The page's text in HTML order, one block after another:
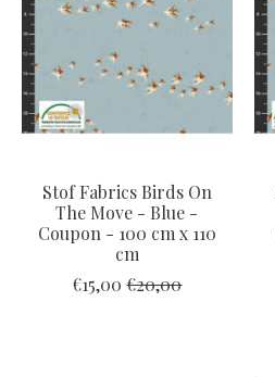
Stof Fabrics Birds On
The Move - Blue -
Coupon - 100 cm x 110
cm
€15,00 €20,00